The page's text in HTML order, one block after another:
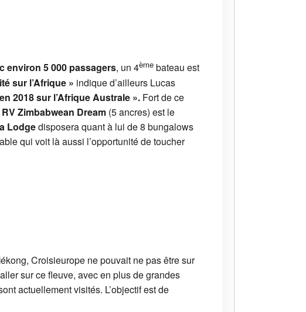
environ 5 000 passagers, un 4ème bateau est
sur l’Afrique » indique d’ailleurs Lucas
2018 sur l’Afrique Australe ». Fort de ce
RV Zimbabwean Dream (5 ancres) est le
Lodgedisposera quant à lui de 8 bungalows
qui voit là aussi l’opportunité de toucher
Croisieurope ne pouvait ne pas être sur
sur ce fleuve, avec en plus de grandes
actuellement visités. L’objectif est de